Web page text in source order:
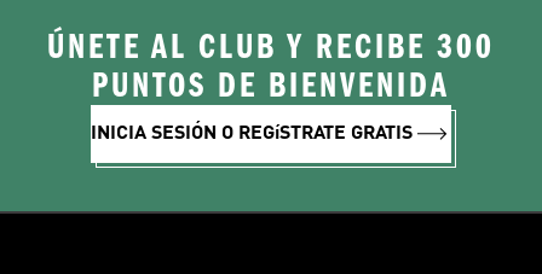
ÚNETE AL CLUB Y RECIBE 300
PUNTOS DE BIENVENIDA
INICIA SESIÓN O REGíSTRATE GRATIS